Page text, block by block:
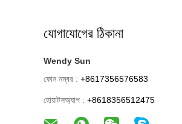
যোগাযোগের ঠিকানা
Wendy Sun
ফোন নম্বর : +8617356576583
হোয়াটসঅ্যাপ : +8618356512475